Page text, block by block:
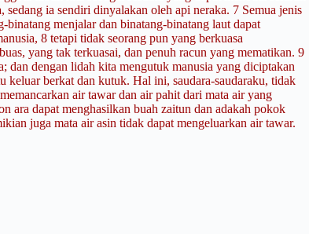
ia sendiri dinyalakan oleh api neraka. 7 Semua jenis
menjalar dan binatang-binatang laut dapat
8 tetapi tidak seorang pun yang berkuasa
yang tak terkuasai, dan penuh racun yang mematikan. 9
dan dengan lidah kita mengutuk manusia yang diciptakan
keluar berkat dan kutuk. Hal ini, saudara-saudaraku, tidak
air tawar dan air pahit dari mata air yang
ara dapat menghasilkan buah zaitun dan adakah pokok
juga mata air asin tidak dapat mengeluarkan air tawar.